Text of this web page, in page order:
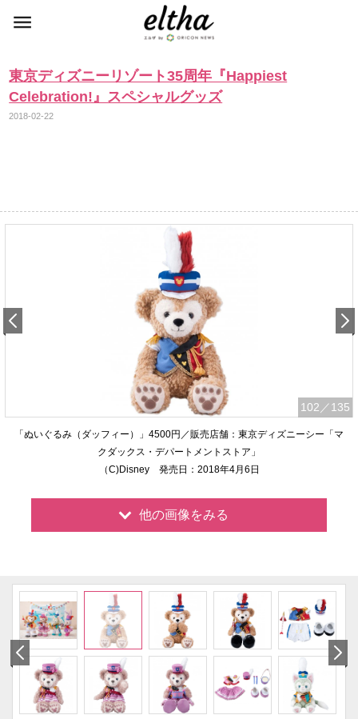
東京ディズニーリゾート35周年『Happiest
Celebration!』スペシャルグッズ
2018-02-22
102 ／135
「ぬいぐるみ（ダッフィー）」4500円／販売店舗：東京ディズニーシー「マ
クダックス・デパートメントストア」
（C)Disney 発売日：2018年4月6日
他の画像をみる